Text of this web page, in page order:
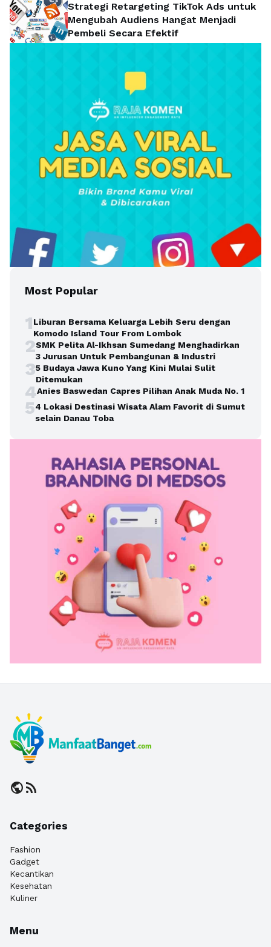
Strategi Retargeting TikTok Ads untuk
Mengubah Audiens Hangat Menjadi
Pembeli Secara Efektif
Most Popular
1Liburan Bersama Keluarga Lebih Seru dengan
Komodo Island Tour From Lombok
2SMK Pelita Al-Ikhsan Sumedang Menghadirkan
3 Jurusan Untuk Pembangunan & Industri
35 Budaya Jawa Kuno Yang Kini Mulai Sulit
Ditemukan
4Anies Baswedan Capres Pilihan Anak Muda No. 1
54 Lokasi Destinasi Wisata Alam Favorit di Sumut
selain Danau Toba
publicrss_feed
Categories
Fashion
Gadget
Kecantikan
Kesehatan
Kuliner
Menu